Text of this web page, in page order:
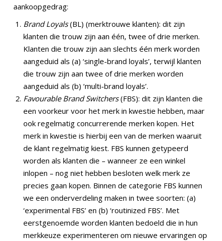
aankoopgedrag:
Brand Loyals(BL) (merktrouwe klanten): dit zijn
klanten die trouw zijn aan één, twee of drie merken.
Klanten die trouw zijn aan slechts één merk worden
aangeduid als (a) ‘single-brand loyals’, terwijl klanten
die trouw zijn aan twee of drie merken worden
aangeduid als (b) ‘multi-brand loyals’.
Favourable Brand Switchers(FBS): dit zijn klanten die
een voorkeur voor het merk in kwestie hebben, maar
ook regelmatig concurrerende merken kopen. Het
merk in kwestie is hierbij een van de merken waaruit
de klant regelmatig kiest. FBS kunnen getypeerd
worden als klanten die – wanneer ze een winkel
inlopen – nog niet hebben besloten welk merk ze
precies gaan kopen. Binnen de categorie FBS kunnen
we een onderverdeling maken in twee soorten: (a)
‘experimental FBS’ en (b) ‘routinized FBS’. Met
eerstgenoemde worden klanten bedoeld die in hun
merkkeuze experimenteren om nieuwe ervaringen op